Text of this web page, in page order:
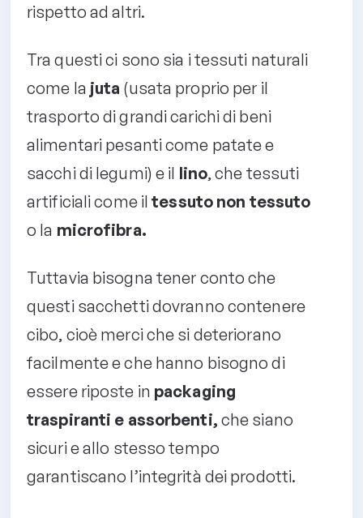
rispetto ad altri.
Tra questi ci sono sia i tessuti naturali
come la juta (usata proprio per il
trasporto di grandi carichi di beni
alimentari pesanti come patate e
sacchi di legumi) e il lino, che tessuti
artificiali come iltessuto non tessuto
o la microfibra.
Tuttavia bisogna tener conto che
questi sacchetti dovranno contenere
cibo, cioè merci che si deteriorano
facilmente e che hanno bisogno di
essere riposte in packaging
traspiranti e assorbenti, che siano
sicuri e allo stesso tempo
garantiscano l’integrità dei prodotti.